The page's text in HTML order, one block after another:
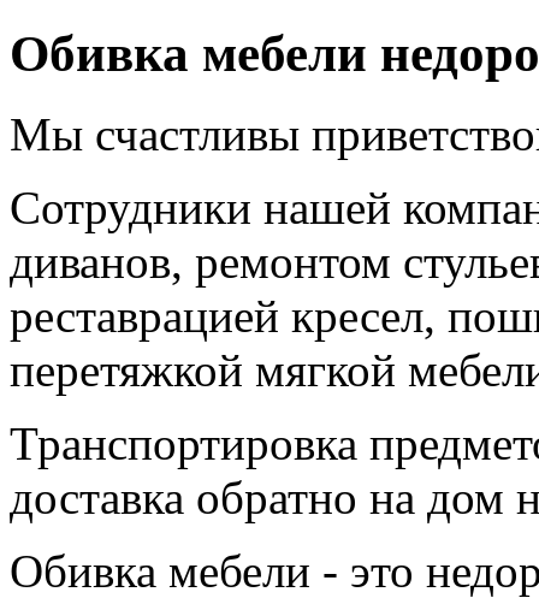
Обивка мебели
Мы счастливы
Сотрудники нашей
диванов, ремонтом
реставрацией кресел,
перетяжкой мягкой
Транспортировка
доставка обратно на дом
Обивка мебели - это